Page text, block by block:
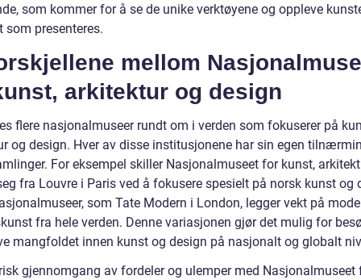
som kommer for å se de unike verktøyene og oppleve
som presenteres.
mellom
arkitektur og design
flere nasjonalmuseer rundt om i verden som fokuserer på
og design. Hver av disse institusjonene har sin egen
For eksempel skiller Nasjonalmuseet for kunst,
fra Louvre i Paris ved å fokusere spesielt på norsk kunst og
som Tate Modern i London, legger vekt på
fra hele verden. Denne variasjonen gjør det mulig for
mangfoldet innen kunst og design på nasjonalt og globalt
gjennomgang av fordeler og ulemper med Nasjonalmuseet